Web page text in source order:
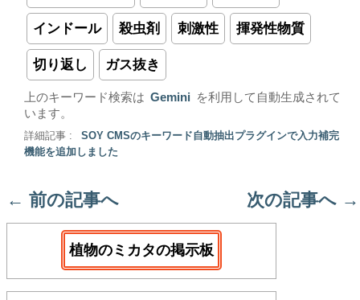
インドール 殺虫剤 刺激性 揮発性物質
切り返し ガス抜き
上のキーワード検索は Gemini
を利用して自動生成されて
います。
詳細記事 :
SOY CMSのキーワード自動抽出プラグインで入力補完
機能を追加しました
← 前の記事へ 次の記事へ →
植物のミカタの掲示板